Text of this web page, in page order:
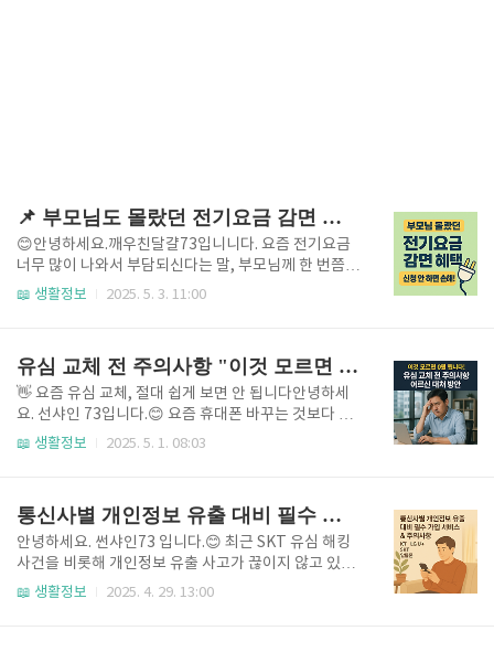
📌 부모님도 몰랐던 전기요금 감면 혜택, 2025년엔 꼭 신청하세요!
😊안녕하세요.깨우친달걀73입니니다. 요즘 전기요금
너무 많이 나와서 부담되신다는 말, 부모님께 한 번쯤은
들어보셨을 거예요.2025년 기준으로 전기요금 감면 혜
자녀 이상 다자녀 가구차상위계층/한부모가정👉 대상
자는 중복 혜택도 가능하니 반드시 확인하세요.📌 감면
신청 방법정부24 또는 한전 사이버지점 접속[요금 감면
신청] 메뉴 클릭본인 인증 후 대상 확인 및 신청또는 가
까운 주민센터 방문으로도 가능📎 신청 시 필요한 서류:
전기요금 ..
📖 생활정보 2025. 5. 3. 11:00
유심 교체 전 주의사항 "이것 모르면 0원 됩니다!" 어르신 대처 방안 총정리
👋 요즘 유심 교체, 절대 쉽게 보면 안 됩니다안녕하세
요. 선샤인 73입니다.😊 요즘 휴대폰 바꾸는 것보다 유
심칩 구하는 게 더 어렵다는 얘기, 들어보셨나요?단순
스도 유심과 연동되어 있어 자칫하면 인증이 안 돼 생활
에 큰 불편이 생길 수 있어요. 📵 오늘은 “이것 모르면
진짜 0원 된다”는 말이 과장이 아닐 만큼 중요한,유심
교체 전 반드시 알아야 할 준비사항을 정리해드립니다.
이 글 한 편으로 깔끔하게 끝내 보세요! ✍️ 📌 유심 교체
📖 생활정보 2025. 5. 1. 08:03
통신사별 개인정보 유출 대비 필수 가입 서비스 & 주의사항 총정리
안녕하세요. 썬샤인73 입니다.😊 최근 SKT 유심 해킹
사건을 비롯해 개인정보 유출 사고가 끊이지 않고 있습
니다. 이제는 통신사에 상관없이 누구나 스스로를 지켜
📖 생활정보 2025. 4. 29. 13:00